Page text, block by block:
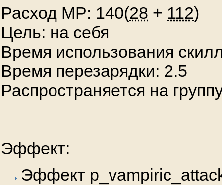
Расход MP: 140(28 + 112)
Цель: на себя
Время использования
Время перезарядки: 2.5
Распространяется на
Эффект:
Эффект